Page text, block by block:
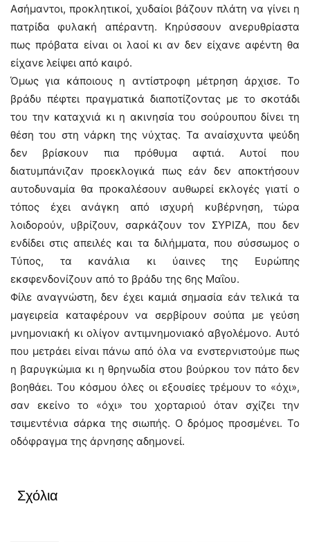
Ασήμαντοι, προκλητικοί, χυδαίοι βάζουν πλάτη να γίνει η
πατρίδα φυλακή απέραντη. Κηρύσσουν ανερυθρίαστα
πως πρόβατα είναι οι λαοί κι αν δεν είχανε αφέντη θα
είχανε λείψει από καιρό.
Όμως για κάποιους η αντίστροφη μέτρηση άρχισε. Το
βράδυ πέφτει πραγματικά διαποτίζοντας με το σκοτάδι
του την καταχνιά κι η ακινησία του σούρουπου δίνει τη
θέση του στη νάρκη της νύχτας. Τα αναίσχυντα ψεύδη
δεν βρίσκουν πια πρόθυμα αφτιά. Αυτοί που
διατυμπάνιζαν προεκλογικά πως εάν δεν αποκτήσουν
αυτοδυναμία θα προκαλέσουν αυθωρεί εκλογές γιατί ο
τόπος έχει ανάγκη από ισχυρή κυβέρνηση, τώρα
λοιδορούν, υβρίζουν, σαρκάζουν τον ΣΥΡΙΖΑ, που δεν
ενδίδει στις απειλές και τα διλήμματα, που σύσσωμος ο
Τύπος, τα κανάλια κι ύαινες της Ευρώπης
εκσφενδονίζουν από το βράδυ της 6ης Μαΐου.
Φίλε αναγνώστη, δεν έχει καμιά σημασία εάν τελικά τα
μαγειρεία καταφέρουν να σερβίρουν σούπα με γεύση
μνημονιακή κι ολίγον αντιμνημονιακό αβγολέμονο. Αυτό
που μετράει είναι πάνω από όλα να ενστερνιστούμε πως
η βαρυγκώμια κι η θρηνωδία στου βούρκου τον πάτο δεν
βοηθάει. Του κόσμου όλες οι εξουσίες τρέμουν το «όχι»,
σαν εκείνο το «όχι» του χορταριού όταν σχίζει την
τσιμεντένια σάρκα της σιωπής. Ο δρόμος προσμένει. Το
οδόφραγμα της άρνησης αδημονεί.
Σχόλια